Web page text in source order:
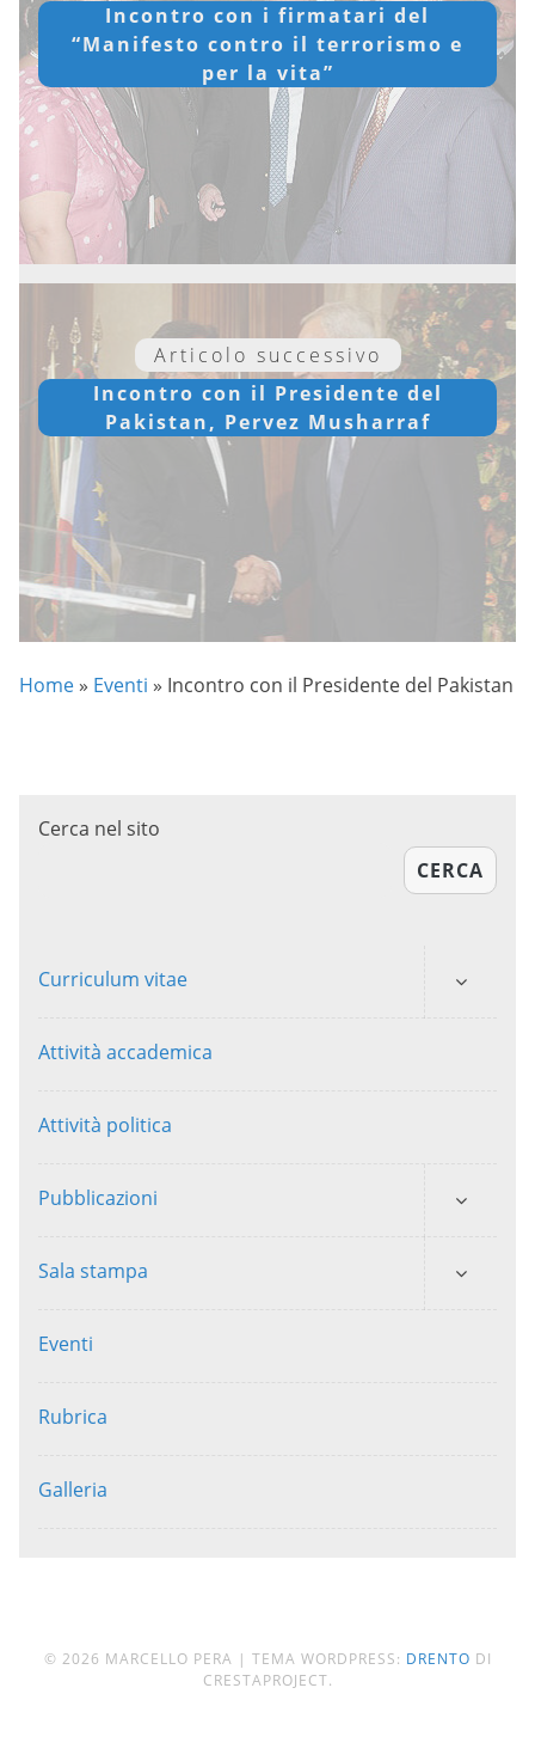
Incontro con i firmatari del
“Manifesto contro il terrorismo e
per la vita”
Articolo successivo
Incontro con il Presidente del
Pakistan, Pervez Musharraf
Home » Eventi » Incontro con il Presidente del Pakistan
Cerca nel sito
CERCA
Curriculum vitae
Attività accademica
Attività politica
Pubblicazioni
Sala stampa
Eventi
Rubrica
Galleria
© 2026 MARCELLO PERA | TEMA WORDPRESS: DRENTO DI
CRESTAPROJECT.